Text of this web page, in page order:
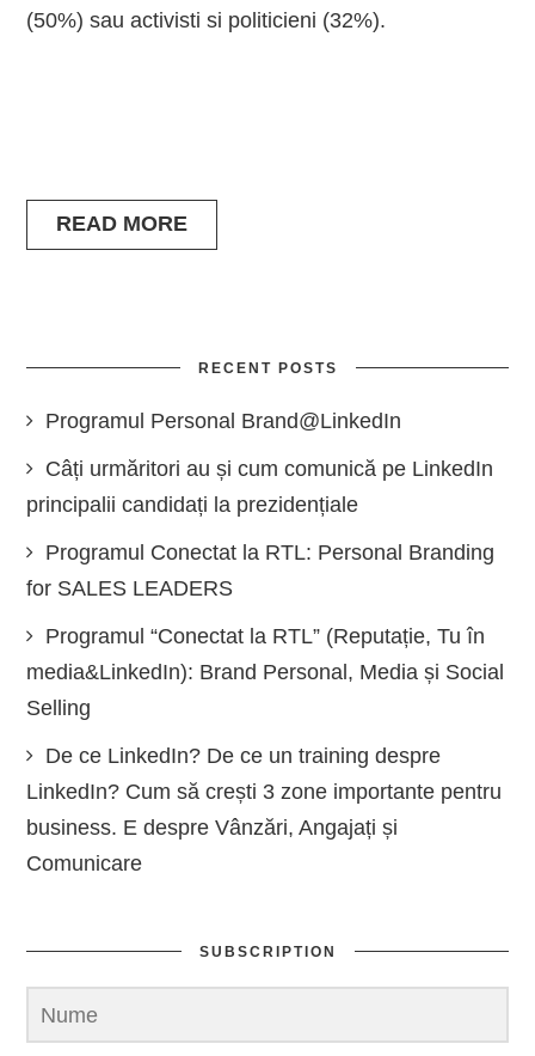
(50%) sau activisti si politicieni (32%).
READ MORE
RECENT POSTS
Programul Personal Brand@LinkedIn
Câți urmăritori au și cum comunică pe LinkedIn
principalii candidați la prezidențiale
Programul Conectat la RTL: Personal Branding
for SALES LEADERS
Programul “Conectat la RTL” (Reputație, Tu în
media&LinkedIn): Brand Personal, Media și Social
Selling
De ce LinkedIn? De ce un training despre
LinkedIn? Cum să crești 3 zone importante pentru
business. E despre Vânzări, Angajați și
Comunicare
SUBSCRIPTION